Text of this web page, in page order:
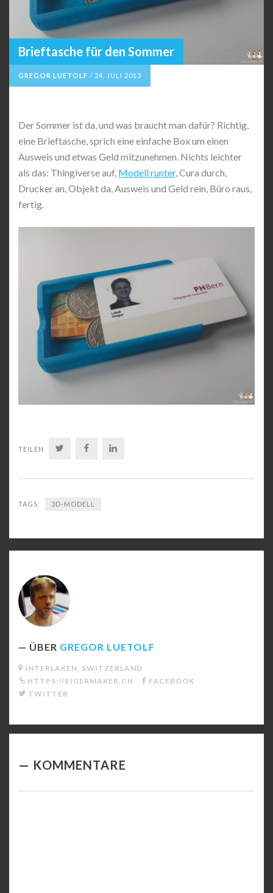
Brieftasche für den Sommer
GREGOR LUETOLF / 24. JULI 2013
Der Sommer ist da, und was braucht man dafür? Richtig,
eine Brieftasche, sprich eine einfache Box um einen
Ausweis und etwas Geld mitzunehmen. Nichts leichter
als das: Thingiverse auf, Modell runter, Cura durch,
Drucker an, Objekt da, Ausweis und Geld rein, Büro raus,
fertig.
TEILEN TWITTERFACEBOOK
TAGS: 3D-MODELL
ÜBER GREGOR LUETOLF
INTERLAKEN, SWITZERLAND
HTTPS://EIGERMAKER.CH
FACEBOOK
TWITTER
KOMMENTARE